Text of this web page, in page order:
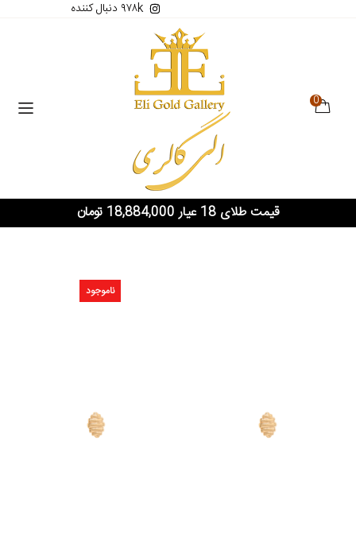
۹۷۸k دنبال کننده
0
قیمت طلای 18 عیار 18,884,000 تومان
ناموجود